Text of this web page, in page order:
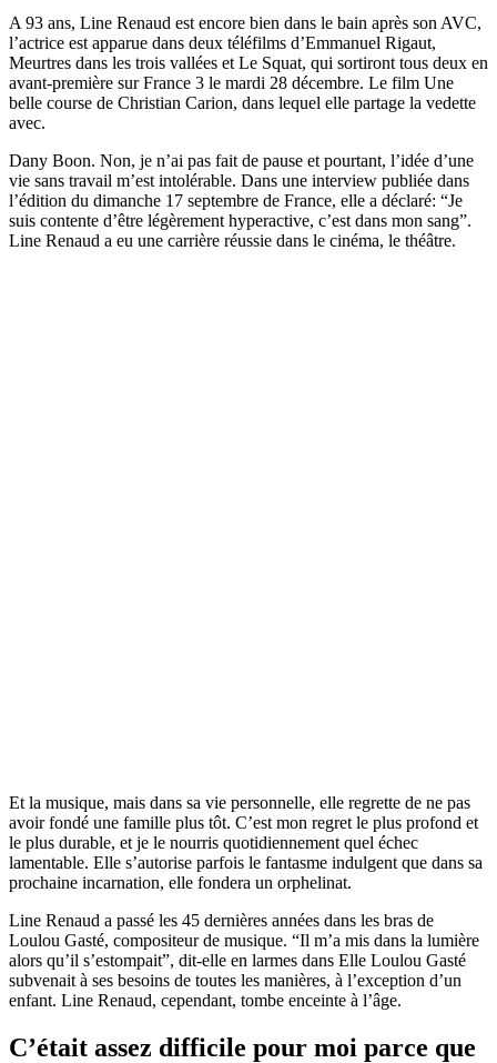
A 93 ans, Line Renaud est encore bien dans le bain après son AVC,
l’actrice est apparue dans deux téléfilms d’Emmanuel Rigaut,
Meurtres dans les trois vallées et Le Squat, qui sortiront tous deux en
avant-première sur France 3 le mardi 28 décembre. Le film Une
belle course de Christian Carion, dans lequel elle partage la vedette
avec.
Dany Boon. Non, je n’ai pas fait de pause et pourtant, l’idée d’une
vie sans travail m’est intolérable. Dans une interview publiée dans
l’édition du dimanche 17 septembre de France, elle a déclaré: “Je
suis contente d’être légèrement hyperactive, c’est dans mon sang”.
Line Renaud a eu une carrière réussie dans le cinéma, le théâtre.
Et la musique, mais dans sa vie personnelle, elle regrette de ne pas
avoir fondé une famille plus tôt. C’est mon regret le plus profond et
le plus durable, et je le nourris quotidiennement quel échec
lamentable. Elle s’autorise parfois le fantasme indulgent que dans sa
prochaine incarnation, elle fondera un orphelinat.
Line Renaud a passé les 45 dernières années dans les bras de
Loulou Gasté, compositeur de musique. “Il m’a mis dans la lumière
alors qu’il s’estompait”, dit-elle en larmes dans Elle Loulou Gasté
subvenait à ses besoins de toutes les manières, à l’exception d’un
enfant. Line Renaud, cependant, tombe enceinte à l’âge.
C’était assez difficile pour moi parce que